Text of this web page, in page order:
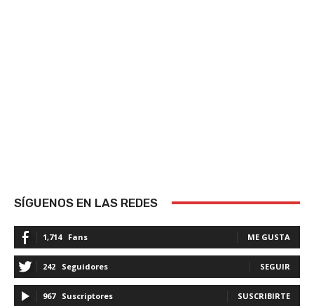
SÍGUENOS EN LAS REDES
1,714 Fans ME GUSTA
242 Seguidores SEGUIR
967 Suscriptores SUSCRIBIRTE